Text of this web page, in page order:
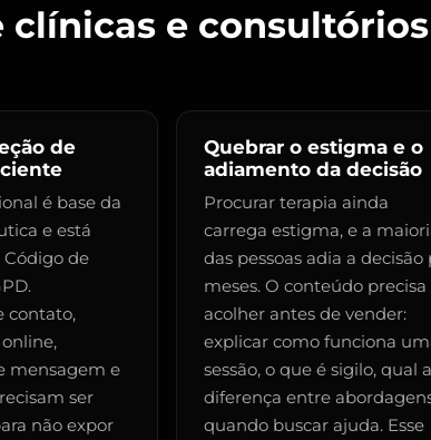
e consultórios
de
é base da
e está
de
contato,
mensagem e
ser
não expor
Quebrar o estigma e o
adiamento da decisão
Procurar terapia ainda
carrega estigma, e a
das pessoas adia a decisão
meses. O conteúdo precisa
acolher antes de vender:
explicar como funciona
sessão, o que é sigilo, qual a
diferença entre
quando buscar ajuda. Esse